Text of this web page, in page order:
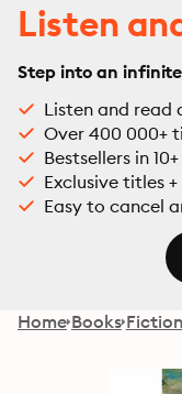
Listen
Step into an
Listen and read
Over 400 000+
Bestsellers in
Exclusive titles
Easy to cancel
Home Books Fiction